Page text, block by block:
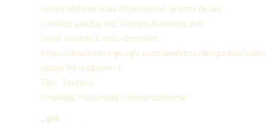
desea obtener mas informacion acerca de las
cookies usadas por Google Analytics, por
favor acceda a esta direccion:
https://developers.google.com/analytics/devguides/
usage?hl=es&csw=1
Tipo: Tercero
Finalidad: Publicidad comportamental
_gid